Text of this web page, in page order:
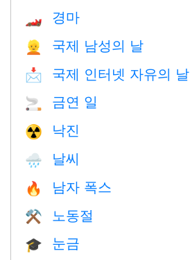
🏎 경마
👱 국제 남성의 날
📩 국제 인터넷 자유의 날
🚬 금연 일
☢️ 낙진
🌧 날씨
🔥 남자 폭스
⚒️ 노동절
🎓 눈금